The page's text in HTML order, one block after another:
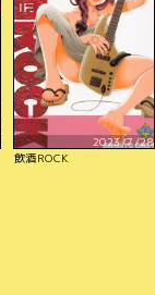
2023/7/28
飲酒ROCK